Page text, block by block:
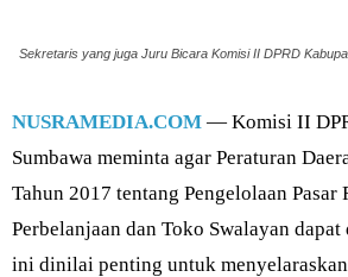
Sekretaris yang juga Juru Bicara Komisi II DPRD
NUSRAMEDIA.COM — Komisi II
Sumbawa meminta agar Peraturan
Tahun 2017 tentang Pengelolaan Pasar
Perbelanjaan dan Toko Swalayan dapat
ini dinilai penting untuk